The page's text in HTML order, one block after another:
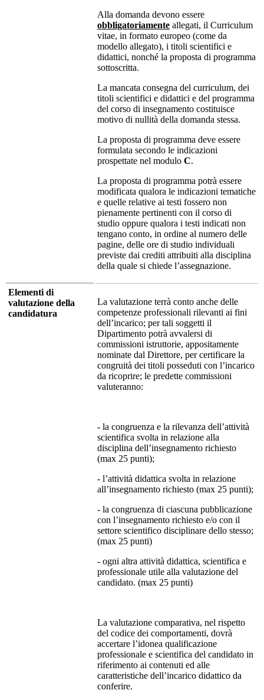
Alla domanda devono essere
obbligatoriamente allegati, il Curriculum
vitae, in formato europeo (come da
modello allegato), i titoli scientifici e
didattici, nonché la proposta di programma
sottoscritta.
La mancata consegna del curriculum, dei
titoli scientifici e didattici e del programma
del corso di insegnamento costituisce
motivo di nullità della domanda stessa.
La proposta di programma deve essere
formulata secondo le indicazioni
prospettate nel modulo C.
La proposta di programma potrà essere
modificata qualora le indicazioni tematiche
e quelle relative ai testi fossero non
pienamente pertinenti con il corso di
studio oppure qualora i testi indicati non
tengano conto, in ordine al numero delle
pagine, delle ore di studio individuali
previste dai crediti attribuiti alla disciplina
della quale si chiede l’assegnazione.
Elementi di
valutazione della
candidatura
La valutazione terrà conto anche delle
competenze professionali rilevanti ai fini
dell’incarico; per tali soggetti il
Dipartimento potrà avvalersi di
commissioni istruttorie, appositamente
nominate dal Direttore, per certificare la
congruità dei titoli posseduti con l’incarico
da ricoprire; le predette commissioni
valuteranno:
- la congruenza e la rilevanza dell’attività
scientifica svolta in relazione alla
disciplina dell’insegnamento richiesto
(max 25 punti);
- l’attività didattica svolta in relazione
all’insegnamento richiesto (max 25 punti);
- la congruenza di ciascuna pubblicazione
con l’insegnamento richiesto e/o con il
settore scientifico disciplinare dello stesso;
(max 25 punti)
- ogni altra attività didattica, scientifica e
professionale utile alla valutazione del
candidato. (max 25 punti)
La valutazione comparativa, nel rispetto
del codice dei comportamenti, dovrà
accertare l’idonea qualificazione
professionale e scientifica del candidato in
riferimento ai contenuti ed alle
caratteristiche dell’incarico didattico da
conferire.